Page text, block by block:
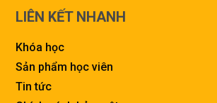
LIÊN KẾT NHANH
Khóa học
Sản phẩm học viên
Tin tức